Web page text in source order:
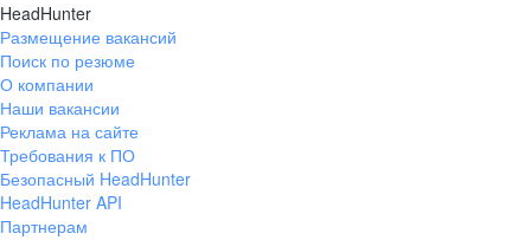
HeadHunter
Размещение вакансий
Поиск по резюме
О компании
Наши вакансии
Реклама на сайте
Требования к ПО
Безопасный HeadHunter
HeadHunter API
Партнерам